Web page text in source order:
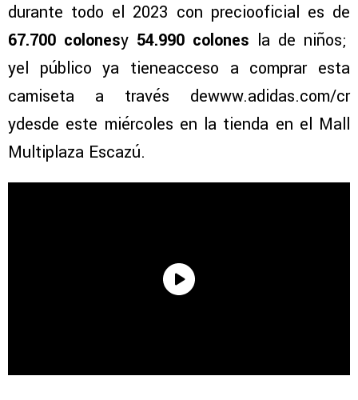
durante todo el 2023 con preciooficial es de
67.700 colonesy 54.990 colones la de niños;
yel público ya tieneacceso a comprar esta
camiseta a través dewww.adidas.com/cr
ydesde este miércoles en la tienda en el Mall
Multiplaza Escazú.